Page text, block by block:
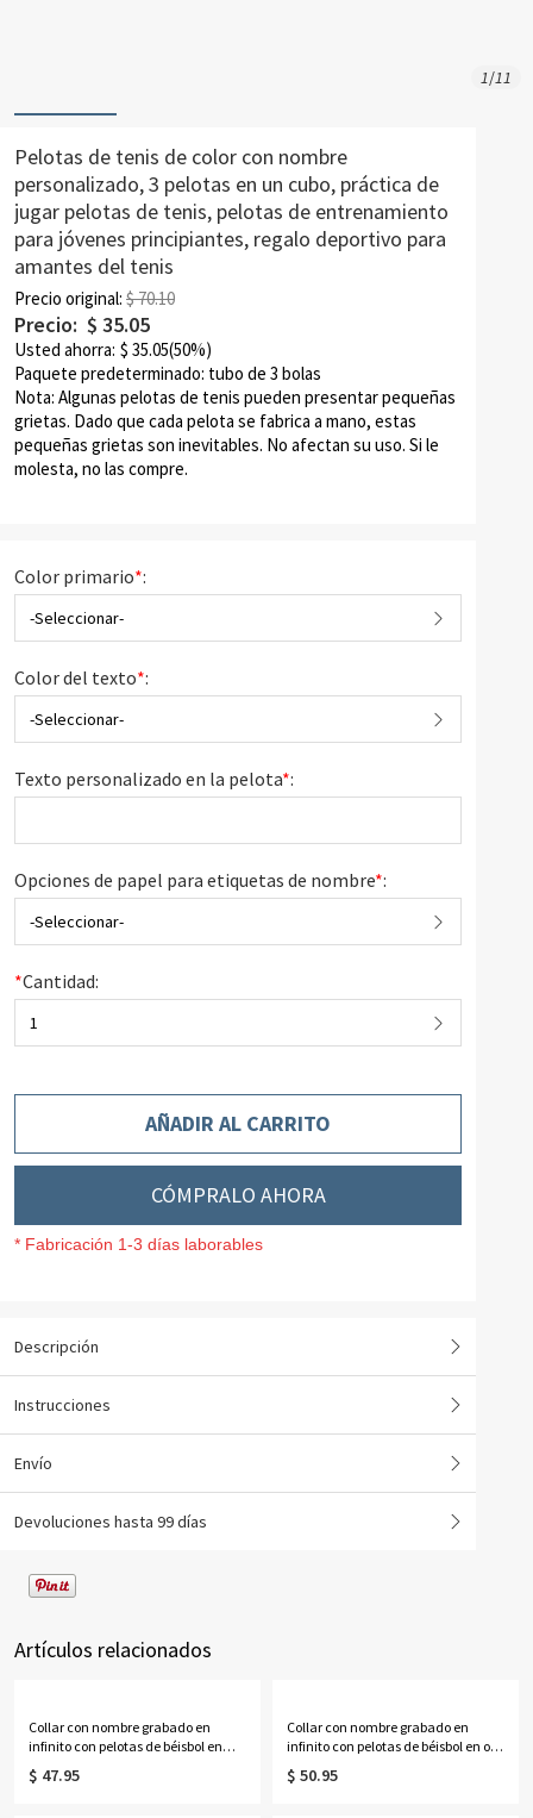
1/11
Pelotas de tenis de color con nombre
personalizado, 3 pelotas en un cubo, práctica de
jugar pelotas de tenis, pelotas de entrenamiento
para jóvenes principiantes, regalo deportivo para
amantes del tenis
Precio original: $ 70.10
Precio: $ 35.05
Usted ahorra: $ 35.05(50%)
Paquete predeterminado: tubo de 3 bolas
Nota: Algunas pelotas de tenis pueden presentar pequeñas
grietas. Dado que cada pelota se fabrica a mano, estas
pequeñas grietas son inevitables. No afectan su uso. Si le
molesta, no las compre.
Color primario*:
-Seleccionar-
Color del texto*:
-Seleccionar-
Texto personalizado en la pelota*:
Opciones de papel para etiquetas de nombre*:
-Seleccionar-
*Cantidad:
1
AÑADIR AL CARRITO
CÓMPRALO AHORA
* Fabricación 1-3 días laborables
Descripción
Instrucciones
Envío
Devoluciones hasta 99 días
Artículos relacionados
Collar con nombre grabado en
infinito con pelotas de béisbol en
plata de ley
$ 47.95
Collar con nombre grabado en
infinito con pelotas de béisbol en oro
rosa
$ 50.95